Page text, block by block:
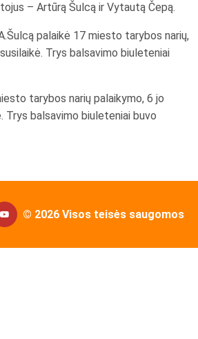
– Artūrą Šulcą ir Vytautą Čepą.
palaikė 17 miesto tarybos narių,
Trys balsavimo biuleteniai
tarybos narių palaikymo, 6 jo
Trys balsavimo biuleteniai buvo
© 2026 Visos teisės saugomos